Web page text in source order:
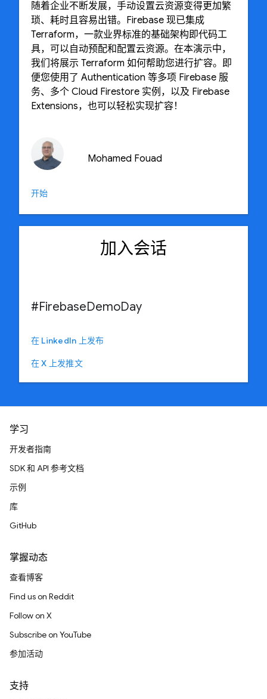
随着企业不断发展，手动设置云资源变得更加繁
琐、耗时且容易出错。Firebase 现已集成
Terraform，一款业界标准的基础架构即代码工
具，可以自动预配和配置云资源。在本演示中，
我们将展示 Terraform 如何帮助您进行扩容。即
便您使用了 Authentication 等多项 Firebase 服
务、多个 Cloud Firestore 实例，以及 Firebase
Extensions，也可以轻松实现扩容！
Mohamed Fouad
开始
加入会话
#FirebaseDemoDay
在 LinkedIn 上发布
在 X 上发推文
学习
开发者指南
SDK 和 API 参考文档
示例
库
GitHub
掌握动态
查看博客
Find us on Reddit
Follow on X
Subscribe on YouTube
参加活动
支持